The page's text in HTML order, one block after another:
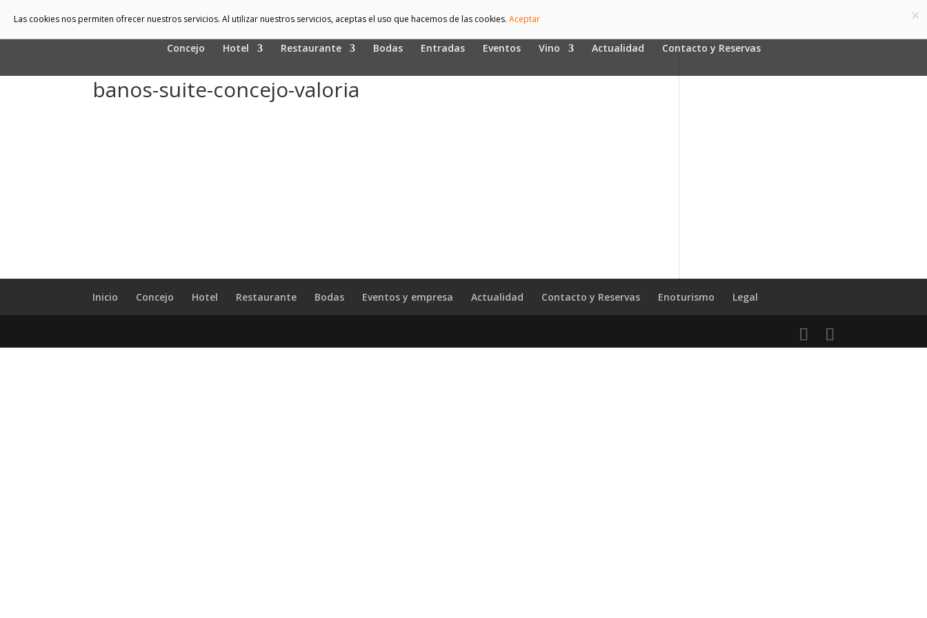
Concejo Hotel Restaurante Bodas Entradas Eventos Vino Actualidad Contacto y Reservas
banos-suite-concejo-valoria
Inicio Concejo Hotel Restaurante Bodas Eventos y empresa Actualidad Contacto y Reservas Enoturismo Legal
×
Las cookies nos permiten ofrecer nuestros servicios. Al utilizar nuestros servicios, aceptas el uso que hacemos de las cookies. Aceptar